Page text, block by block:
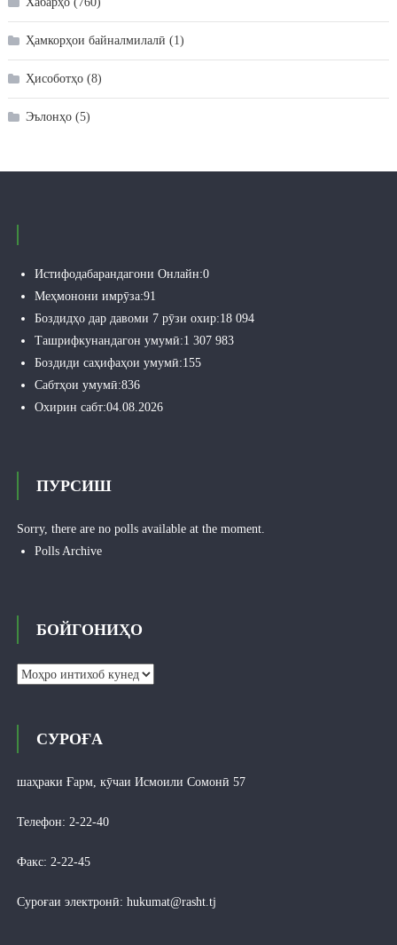
Ҳамкорҳои байналмилалӣ (1)
Ҳисоботҳо(8)
Эълонҳо(5)
Истифодабарандагони Онлайн:0
Меҳмонони имрӯза:91
Боздидҳо дар давоми 7 рӯзи охир:18 094
Ташрифкунандагон умумӣ:1 307 983
Боздиди саҳифаҳои умумӣ:155
Сабтҳои умумӣ:836
Охирин сабт:04.08.2026
ПУРСИШ
Sorry, there are no polls available at the moment.
Polls Archive
БОЙГОНИҲО
Бойгониҳо
СУРОҒА
шаҳраки Ғарм, кӯчаи Исмоили Сомонӣ 57
Телефон: 2-22-40
Факс: 2-22-45
Суроғаи электронӣ: hukumat@rasht.tj